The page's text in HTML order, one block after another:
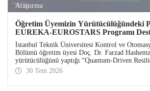
Araştırma
Öğretim Üyemizin Yürütücülüğündeki
EUREKA-EUROSTARS Programı
İstanbul Teknik Üniversitesi Kontrol ve
Bölümü öğretim üyesi Doç. Dr. Farzad
yürütücülüğünü yaptığı “Quantum-Driven
Revolutionizing Energy Security for the Future”
EUREKA-EUROSTARS Programı kapsamında
30 Tem 2026